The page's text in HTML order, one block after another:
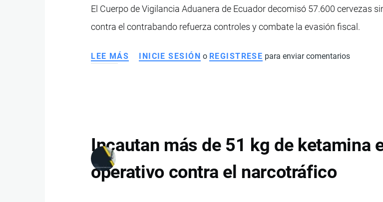
DE
12.600
DE
El Cuerpo de Vigilancia Aduanera de Ecuador decomisó 57.600 cervezas
contra el contrabando refuerza controles y combate la evasión fiscal.
LEE MÁS SOBRE
CONTRABANDO
EN
OPERATIVO
CONTRA
INICIE SESIÓN o REGISTRESE para enviar comentarios
Incautan más de 51 kg de ketamina
operativo contra el narcotráfico